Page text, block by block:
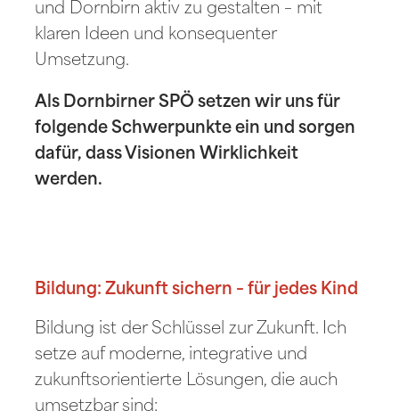
und Dornbirn aktiv zu gestalten – mit
klaren Ideen und konsequenter
Umsetzung.
Als Dornbirner SPÖ setzen wir uns für
folgende Schwerpunkte ein und sorgen
dafür, dass Visionen Wirklichkeit
werden.
Bildung: Zukunft sichern – für jedes Kind
Bildung ist der Schlüssel zur Zukunft. Ich
setze auf moderne, integrative und
zukunftsorientierte Lösungen, die auch
umsetzbar sind: